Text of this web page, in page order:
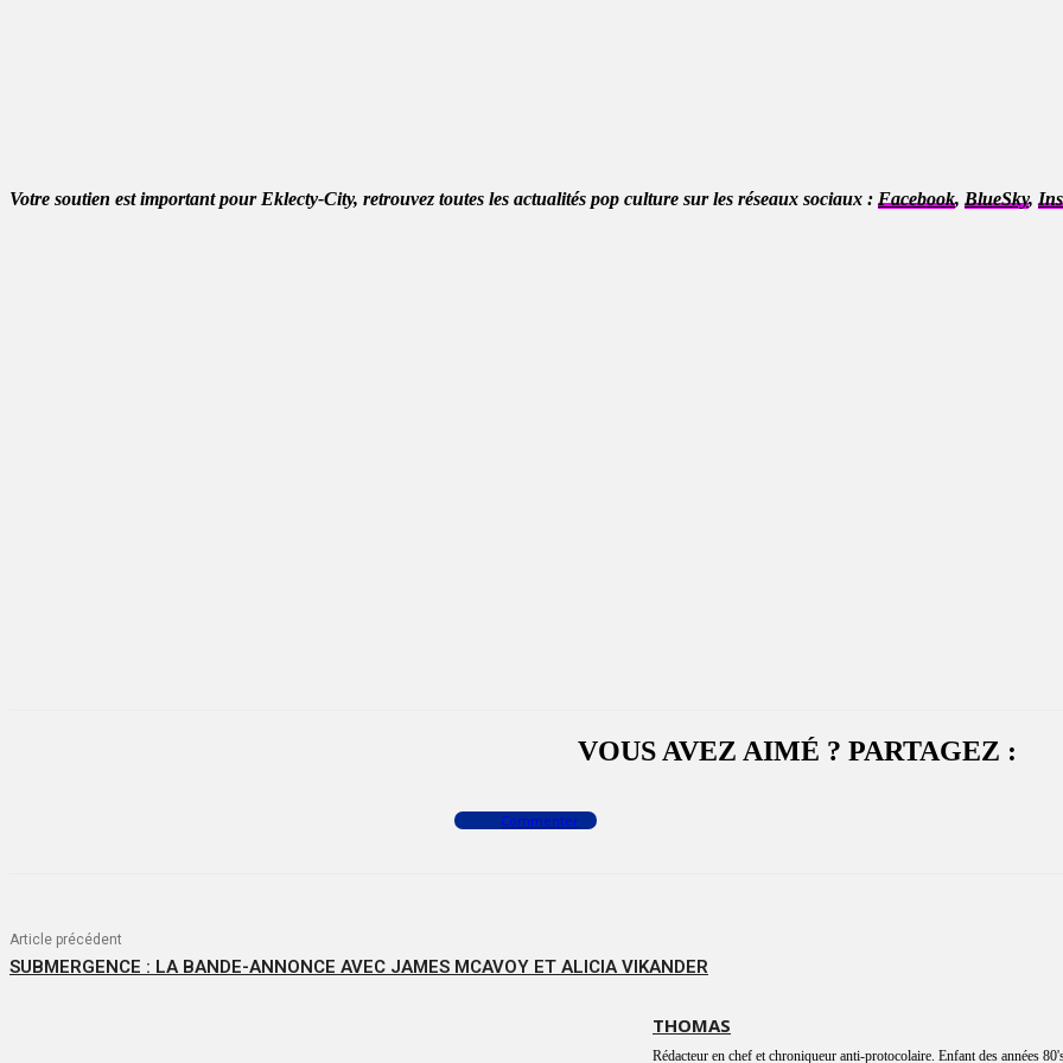
Votre soutien est important pour Eklecty-City, retrouvez toutes les actualités pop culture sur les réseaux sociaux : Facebook, BlueSky,
VOUS AVEZ AIMÉ ? PARTAGEZ :
Commenter
Article précédent
SUBMERGENCE : LA BANDE-ANNONCE AVEC JAMES MCAVOY ET ALICIA VIKANDER
THOMAS
Rédacteur en chef et chroniqueur anti-protocolaire. Enfant des années